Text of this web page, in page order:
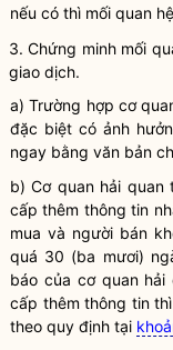
nếu có thì mối quan
3. Chứng minh mối
giao dịch.
a) Trường hợp cơ
đặc biệt có ảnh
ngay bằng văn bản
b) Cơ quan hải quan
cấp thêm thông tin
mua và người bán
quá 30 (ba mươi)
báo của cơ quan hải
cấp thêm thông tin
theo quy định tại